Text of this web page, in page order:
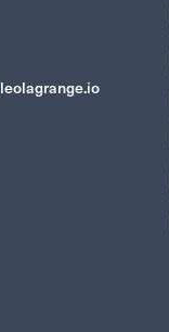
leolagrange.io